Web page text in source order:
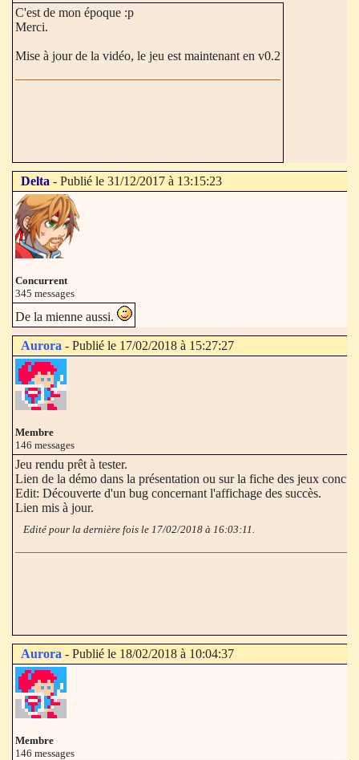
C'est de mon époque :p
Merci.
Mise à jour de la vidéo, le jeu est maintenant en v0.2
Delta - Publié le 31/12/2017 à 13:15:23
Concurrent
345 messages
De la mienne aussi.
Aurora - Publié le 17/02/2018 à 15:27:27
Membre
146 messages
Jeu rendu prêt à tester.
Lien de la démo dans la présentation ou sur la fiche des jeux
Edit: Découverte d'un bug concernant l'affichage des succès.
Lien mis à jour.
Edité pour la dernière fois le 17/02/2018 à 16:03:11.
Aurora - Publié le 18/02/2018 à 10:04:37
Membre
146 messages